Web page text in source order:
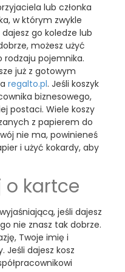
lub członka
w którym zwykle
go koledze lub
możesz użyć
rodzaju pojemnika.
już z gotowym
regalto.pl. Jeśli koszyk
biznesowego,
postaci. Wiele koszy
z papierem do
nie ma, powinieneś
i użyć kokardy, aby
o kartce
jeśli dajesz
nie znasz tak dobrze.
Twoje imię i
Jeśli dajesz kosz